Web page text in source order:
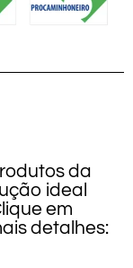
da
ideal
em
detalhes: